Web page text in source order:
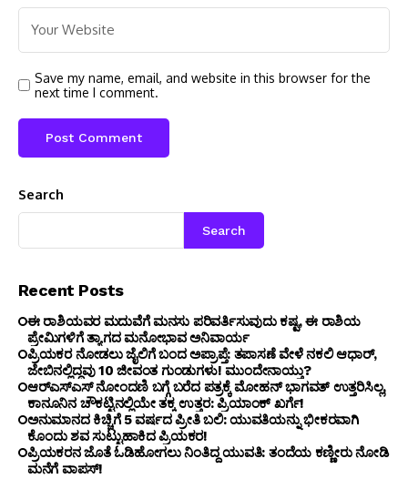
Save my name, email, and website in this browser for the
next time I comment.
Search
Search
Recent Posts
ಈ ರಾಶಿಯವರ ಮದುವೆಗೆ ಮನಸು ಪರಿವರ್ತಿಸುವುದು ಕಷ್ಟ, ಈ ರಾಶಿಯ
ಪ್ರೇಮಿಗಳಿಗೆ ತ್ಯಾಗದ ಮನೋಭಾವ ಅನಿವಾರ್ಯ
ಪ್ರಿಯಕರ ನೋಡಲು ಜೈಲಿಗೆ ಬಂದ ಅಪ್ರಾಪ್ತೆ: ತಪಾಸಣೆ ವೇಳೆ ನಕಲಿ ಆಧಾರ್,
ಜೇಬಿನಲ್ಲಿದ್ದವು 10 ಜೀವಂತ ಗುಂಡುಗಳು! ಮುಂದೇನಾಯ್ತು?
ಆರ್‌ಎಸ್‌ಎಸ್‌ ನೋಂದಣಿ ಬಗ್ಗೆ ಬರೆದ ಪತ್ರಕ್ಕೆ ಮೋಹನ್ ಭಾಗವತ್ ಉತ್ತರಿಸಿಲ್ಲ,
ಕಾನೂನಿನ ಚೌಕಟ್ಟಿನಲ್ಲಿಯೇ ತಕ್ಕ ಉತ್ತರ: ಪ್ರಿಯಾಂಕ್ ಖರ್ಗೆ!
ಅನುಮಾನದ ಕಿಚ್ಚಿಗೆ 5 ವರ್ಷದ ಪ್ರೀತಿ ಬಲಿ: ಯುವತಿಯನ್ನು ಭೀಕರವಾಗಿ
ಕೊಂದು ಶವ ಸುಟ್ಟುಹಾಕಿದ ಪ್ರಿಯಕರ!
ಪ್ರಿಯಕರನ ಜೊತೆ ಓಡಿಹೋಗಲು ನಿಂತಿದ್ದ ಯುವತಿ: ತಂದೆಯ ಕಣ್ಣೀರು ನೋಡಿ
ಮನೆಗೆ ವಾಪಸ್!